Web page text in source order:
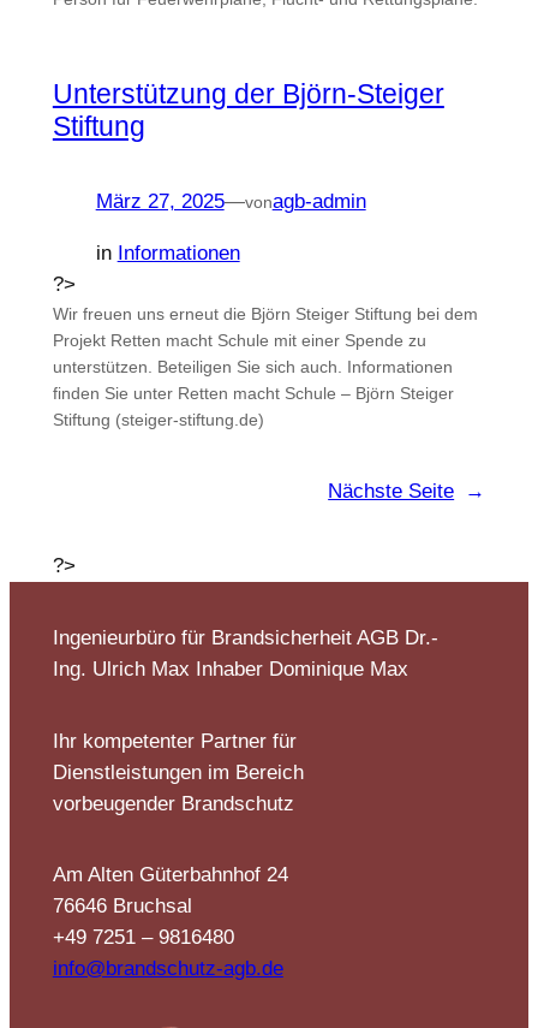
Unterstützung der Björn-Steiger
Stiftung
März 27, 2025—vonagb-admin
in Informationen
?>
Wir freuen uns erneut die Björn Steiger Stiftung bei dem
Projekt Retten macht Schule mit einer Spende zu
unterstützen. Beteiligen Sie sich auch. Informationen
finden Sie unter Retten macht Schule – Björn Steiger
Stiftung (steiger-stiftung.de)
Nächste Seite →
?>
Ingenieurbüro für Brandsicherheit AGB Dr.-
Ing. Ulrich Max Inhaber Dominique Max
Ihr kompetenter Partner für
Dienstleistungen im Bereich
vorbeugender Brandschutz
Am Alten Güterbahnhof 24
76646 Bruchsal
+49 7251 – 9816480
info@brandschutz-agb.de